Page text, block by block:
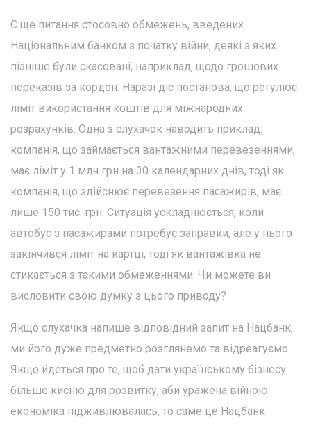
Є ще питання стосовно обмежень, введених
Національним банком з початку війни, деякі з яких
пізніше були скасовані, наприклад, щодо грошових
переказів за кордон. Наразі діє постанова, що регулює
ліміт використання коштів для міжнародних
розрахунків. Одна з слухачок наводить приклад:
компанія, що займається вантажними перевезеннями,
має ліміт у 1 млн грн на 30 календарних днів, тоді як
компанія, що здійснює перевезення пасажирів, має
лише 150 тис. грн. Ситуація ускладнюється, коли
автобус з пасажирами потребує заправки, але у нього
закінчився ліміт на картці, тоді як вантажівка не
стикається з такими обмеженнями. Чи можете ви
висловити свою думку з цього приводу?
Якщо слухачка напише відповідний запит на Нацбанк,
ми його дуже предметно розглянемо та відреагуємо.
Якщо йдеться про те, щоб дати українському бізнесу
більше кисню для розвитку, аби уражена війною
економіка підживлювалась, то саме це Нацбанк